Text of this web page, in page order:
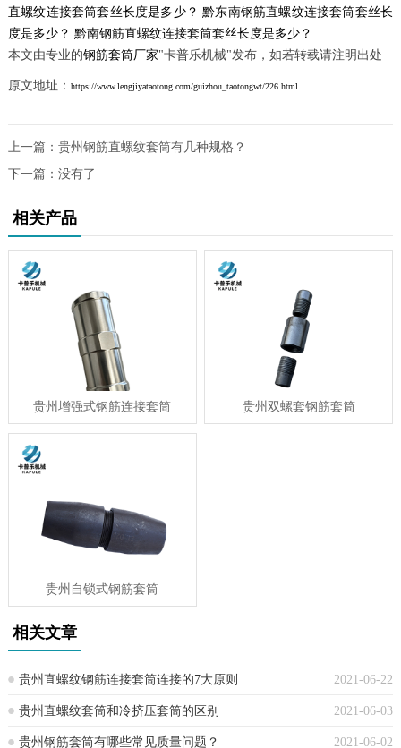
直螺纹连接套筒套丝长度是多少？ 黔东南钢筋直螺纹连接套筒套丝长
度是多少？ 黔南钢筋直螺纹连接套筒套丝长度是多少？
本文由专业的钢筋套筒厂家"卡普乐机械"发布，如若转载请注明出处
原文地址： https://www.lengjiyataotong.com/guizhou_taotongwt/226.html
上一篇： 贵州钢筋直螺纹套筒有几种规格？
下一篇：没有了
相关产品
贵州增强式钢筋连接套筒 贵州双螺套钢筋套筒
贵州自锁式钢筋套筒
相关文章
2021-06-22
贵州直螺纹钢筋连接套筒连接的7大原则
2021-06-03
贵州直螺纹套筒和冷挤压套筒的区别
2021-06-02
贵州钢筋套筒有哪些常见质量问题？